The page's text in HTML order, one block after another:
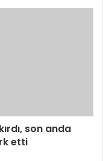
son anda
etti